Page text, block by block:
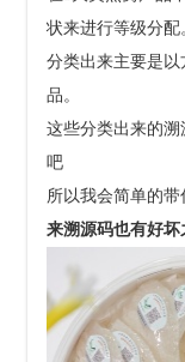
状来进行等级分配
分类出来主要是
品。
这些分类出来的
吧
所以我会简单的带
来溯源码也有好坏